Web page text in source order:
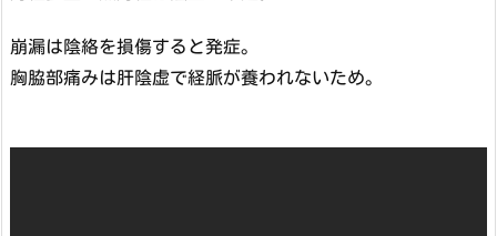
崩漏は陰絡を損傷すると発症。
胸脇部痛みは肝陰虚で経脈が養われないため。